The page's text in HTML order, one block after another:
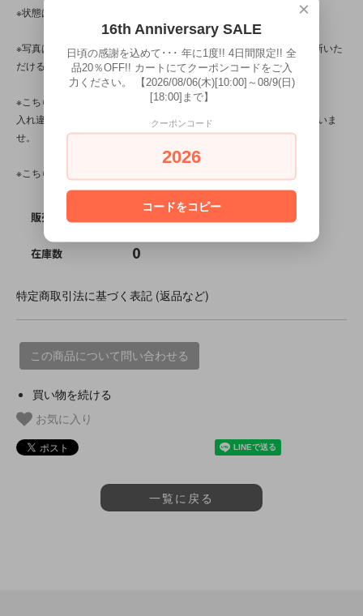
※状態は、7枚の写真と併せてご確認ください。
※写真は、光の当たり方によって見え方が変わる為、トータル的に判断いた
だけると幸いです。
※こちらの商品は店頭でも販売しています。
入れ違いで完売してしまう場合がございます。その際はご容赦くださいま
せ。
※こちらの商品は、中古・ヴィンテージ品です。
販売価格 SOLD OUT
在庫数 0
特定商取引法に基づく表記 (返品など)
この商品について問い合わせる
買い物を続ける
お気に入り
一覧に戻る
×
16th Anniversary SALE
日頃の感謝を込めて･･･ 年に1度!! 4日間限定!! 全
品20％OFF!! カートにてクーポンコードをご入
力ください。 【2026/08/06(木)[10:00]～08/9(日)
[18:00]まで】
クーポンコード
2026
コードをコピー